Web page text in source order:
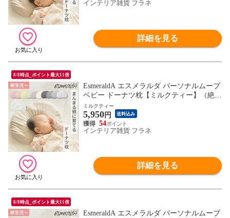
インテリア雑貨 フラネ
詳細を見る
8/8時点_ポイント最大11倍
EsmeraldA エスメラルダ パーソナルムーブ
ベビー ドーナツ枕【ミルクティー】（絶壁
防止 向き癖防止 高さ調節 寝汗 通気性抜群
日本製 綿100% ベビー枕）【送料無料】
ミルクティー
5,950円 送料込み
54
インテリア雑貨 フラネ
詳細を見る
8/8時点_ポイント最大11倍
EsmeraldA エスメラルダ パーソナルムーブ